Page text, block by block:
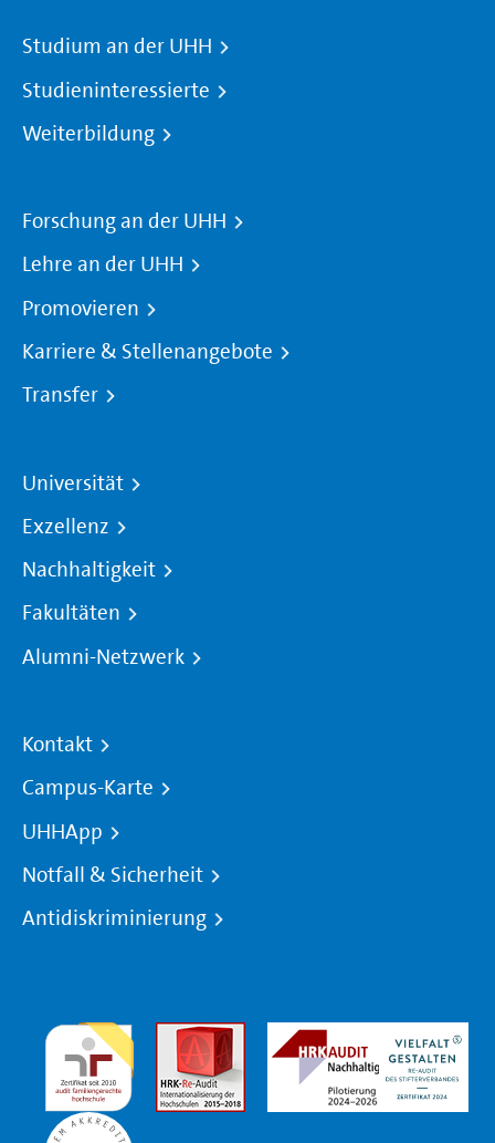
Studium an der UHH
Studieninteressierte
Weiterbildung
Forschung an der UHH
Lehre an der UHH
Promovieren
Karriere & Stellenangebote
Transfer
Universität
Exzellenz
Nachhaltigkeit
Fakultäten
Alumni-Netzwerk
Kontakt
Campus-Karte
UHHApp
Notfall & Sicherheit
Antidiskriminierung